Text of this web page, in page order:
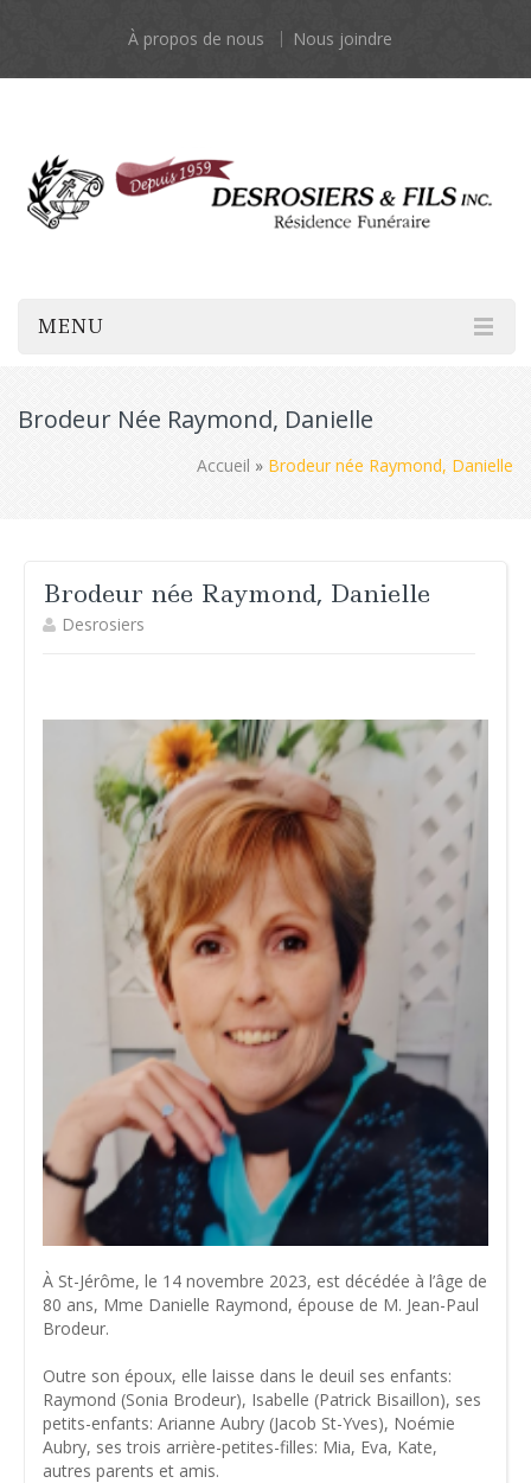
À propos de nous Nous joindre
MENU
Brodeur Née Raymond, Danielle
Accueil » Brodeur née Raymond, Danielle
Brodeur née Raymond, Danielle
Desrosiers
À St-Jérôme, le 14 novembre 2023, est décédée à l’âge de
80 ans, Mme Danielle Raymond, épouse de M. Jean-Paul
Brodeur.
Outre son époux, elle laisse dans le deuil ses enfants:
Raymond (Sonia Brodeur), Isabelle (Patrick Bisaillon), ses
petits-enfants: Arianne Aubry (Jacob St-Yves), Noémie
Aubry, ses trois arrière-petites-filles: Mia, Eva, Kate,
autres parents et amis.